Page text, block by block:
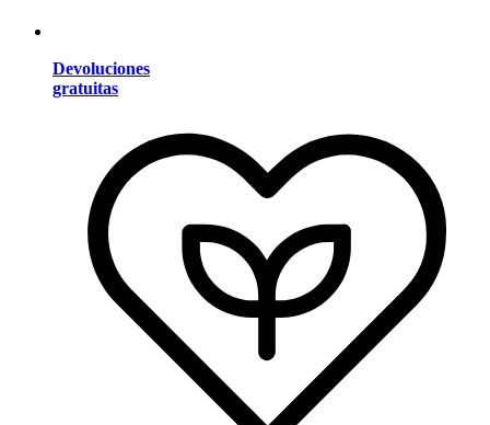
Devoluciones
gratuitas